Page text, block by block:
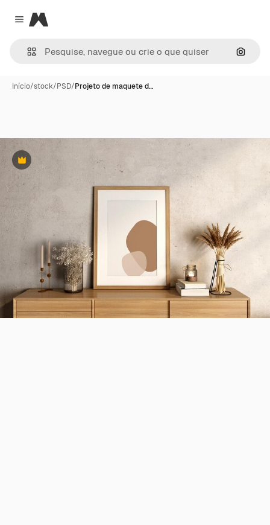
Close menu
Magnific
Início/stock/PSD/Projeto de maquete d…
Premium